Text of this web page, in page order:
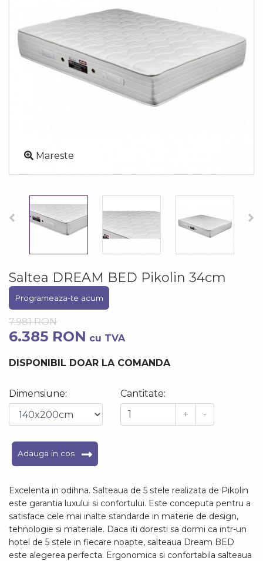
Mareste
Saltea DREAM BED Pikolin 34cm
Programeaza-te acum
7.981 RON
6.385 RON cu TVA
DISPONIBIL DOAR LA COMANDA
Dimensiune:
Cantitate:
+
-
Adauga in cos
Excelenta in odihna. Salteaua de 5 stele realizata de Pikolin
este garantia luxului si confortului. Este conceputa pentru a
satisface cele mai inalte standarde in materie de design,
tehnologie si materiale. Daca iti doresti sa dormi ca intr-un
hotel de 5 stele in fiecare noapte, salteaua Dream BED
este alegerea perfecta. Ergonomica si confortabila salteaua